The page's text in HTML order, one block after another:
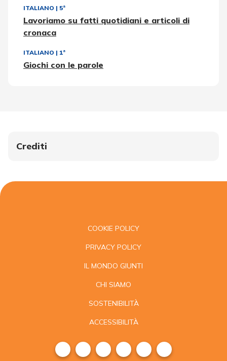
ITALIANO | 5ª
Lavoriamo su fatti quotidiani e articoli di
cronaca
ITALIANO | 1ª
Giochi con le parole
Crediti
COOKIE POLICY
PRIVACY POLICY
IL MONDO GIUNTI
CHI SIAMO
SOSTENIBILITÀ
ACCESSIBILITÀ